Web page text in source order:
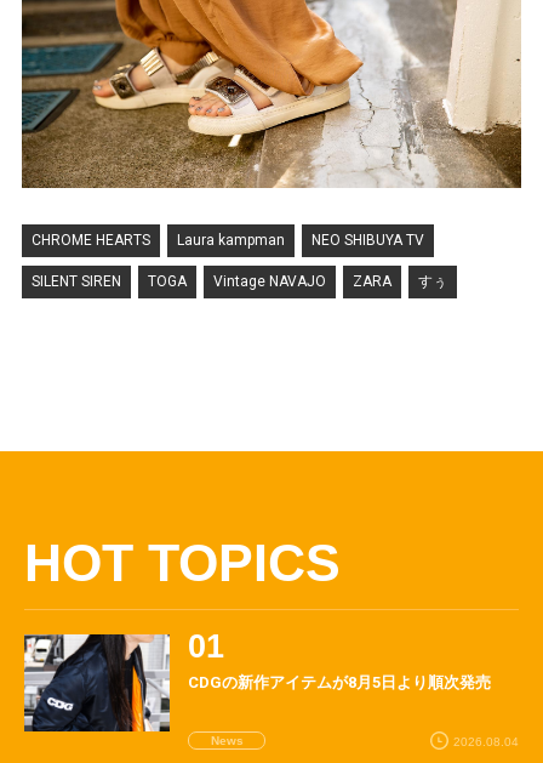
CHROME HEARTS Laura kampman NEO SHIBUYA TV
SILENT SIREN TOGA Vintage NAVAJO ZARA すぅ
HOT TOPICS
CDGの新作アイテムが8月5日より順次発売
News 2026.08.04